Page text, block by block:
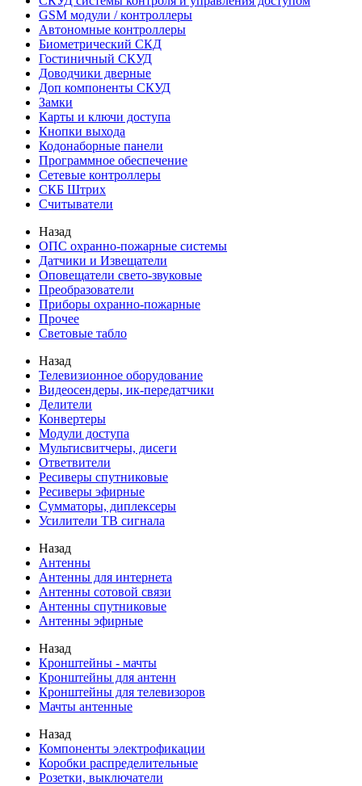
GSM модули / контроллеры
Автономные контроллеры
Биометрический СКД
Гостиничный СКУД
Доводчики дверные
Доп компоненты СКУД
Замки
Карты и ключи доступа
Кнопки выхода
Кодонаборные панели
Программное обеспечение
Сетевые контроллеры
СКБ Штрих
Считыватели
Назад
ОПС охранно-пожарные системы
Датчики и Извещатели
Оповещатели свето-звуковые
Преобразователи
Приборы охранно-пожарные
Прочее
Световые табло
Назад
Телевизионное оборудование
Видеосендеры, ик-передатчики
Делители
Конвертеры
Модули доступа
Мультисвитчеры, дисеги
Ответвители
Ресиверы спутниковые
Ресиверы эфирные
Сумматоры, диплексеры
Усилители ТВ сигнала
Назад
Антенны
Антенны для интернета
Антенны сотовой связи
Антенны спутниковые
Антенны эфирные
Назад
Кронштейны - мачты
Кронштейны для антенн
Кронштейны для телевизоров
Мачты антенные
Назад
Компоненты электрофикации
Коробки распределительные
Розетки, выключатели